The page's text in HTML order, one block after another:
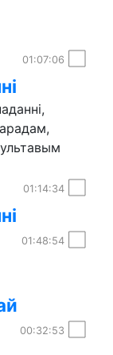
01:07:06
01:14:34
01:48:54
00:32:53